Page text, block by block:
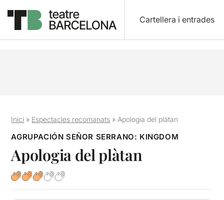
Cartellera i entrades
Inici » Espectacles recomanats » Apologia del plàtan
AGRUPACIÓN SEÑOR SERRANO: KINGDOM
Apologia del plàtan